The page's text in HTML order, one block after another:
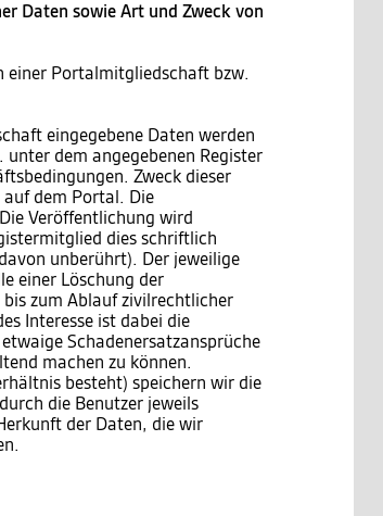
Daten sowie Art und Zweck von
einer Portalmitgliedschaft bzw.
eingegebene Daten werden
dem angegebenen Register
Zweck dieser
dem Portal. Die
Veröffentlichung wird
dies schriftlich
unberührt). Der jeweilige
einer Löschung der
zum Ablauf zivilrechtlicher
Interesse ist dabei die
Schadenersatzansprüche
machen zu können.
besteht) speichern wir die
die Benutzer jeweils
der Daten, die wir